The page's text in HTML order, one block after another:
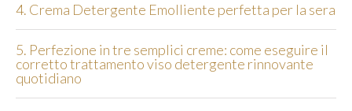
4. Crema Detergente Emolliente perfetta per la sera
5. Perfezione in tre semplici creme: come eseguire il
corretto trattamento viso detergente rinnovante
quotidiano